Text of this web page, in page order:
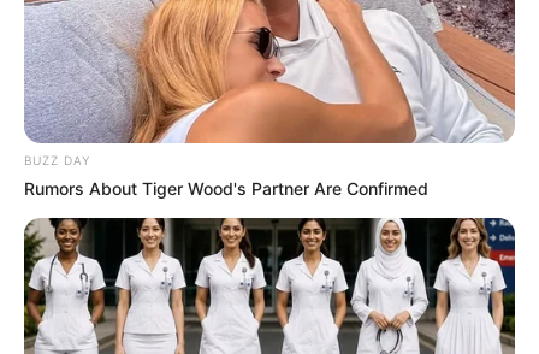
62388 ACE Iara Carla Lopes Figueiroa ***.579.711-** APTO ao
Curso
62389 ACS Iara Cinthia Mendes Santos ***.523.534-** APTO ao
Curso
62390 ACS Iara Cordeiro de Lucena ***.719.954-** APTO ao Curso
62392 ACS Iara Cortonezi ***.835.799-** APTO ao Curso
62394 ACS Iara Cristina da Silva ***.525.911-** APTO ao Curso
62395 ACS Iara Cristina da Silva Santana ***.573.494-** APTO ao
Curso
62396 ACS Iara Cristina Gondim Soares ***.065.321-** APTO ao
Curso
BUZZ DAY
Rumors About Tiger Wood's Partner Are Confirmed